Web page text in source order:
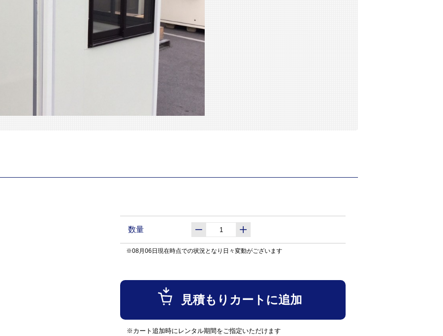
数量
※08月06日現在時点での状況となり日々変動がございます
見積もりカートに追加
※カート追加時にレンタル期間をご指定いただけます